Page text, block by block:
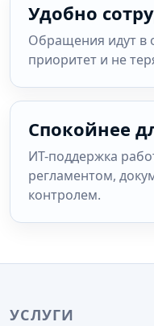
Удобно
Обращения идут в
приоритет и не
Спокойнее
ИТ-поддержка
регламентом,
контролем.
УСЛУГИ